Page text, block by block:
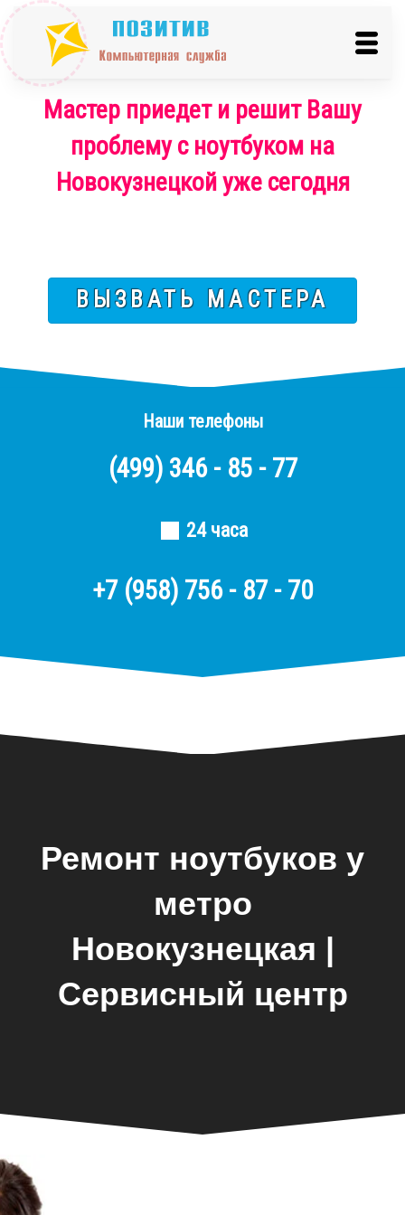
Мастер приедет и решит Вашу
проблему с ноутбуком на
Новокузнецкой уже сегодня
ВЫЗВАТЬ МАСТЕРА
Наши телефоны
(499) 346 - 85 - 77
24 часа
+7 (958) 756 - 87 - 70
Ремонт ноутбуков у
метро
Новокузнецкая |
Сервисный центр